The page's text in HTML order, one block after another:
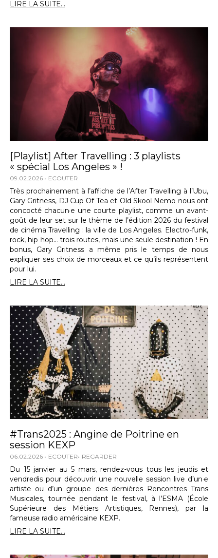
LIRE LA SUITE...
[Playlist] After Travelling : 3 playlists
« spécial Los Angeles » !
09.02.2026 ECOUTER
Très prochainement à l’affiche de l’After Travelling à l’Ubu,
Gary Gritness, DJ Cup Of Tea et Old Skool Nemo nous ont
concocté chacun·e une courte playlist, comme un avant-
goût de leur set sur le thème de l’édition 2026 du festival
de cinéma Travelling : la ville de Los Angeles. Electro-funk,
rock, hip hop… trois routes, mais une seule destination ! En
bonus, Gary Gritness a même pris le temps de nous
expliquer ses choix de morceaux et ce qu’ils représentent
pour lui.
LIRE LA SUITE...
#Trans2025 : Angine de Poitrine en
session KEXP
06.02.2026 ECOUTER REGARDER
Du 15 janvier au 5 mars, rendez-vous tous les jeudis et
vendredis pour découvrir une nouvelle session live d’un·e
artiste ou d’un groupe des dernières Rencontres Trans
Musicales, tournée pendant le festival, à l’ESMA (École
Supérieure des Métiers Artistiques, Rennes), par la
fameuse radio américaine KEXP.
LIRE LA SUITE...